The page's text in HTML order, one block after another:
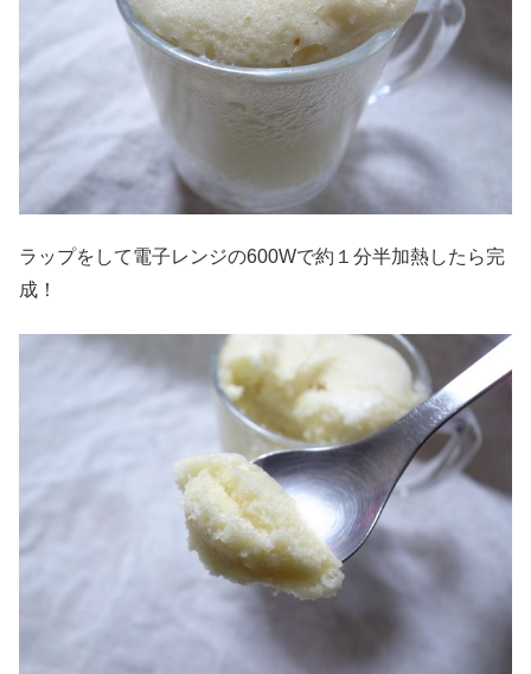
ラップをして電子レンジの600Wで約１分半加熱したら完
成！